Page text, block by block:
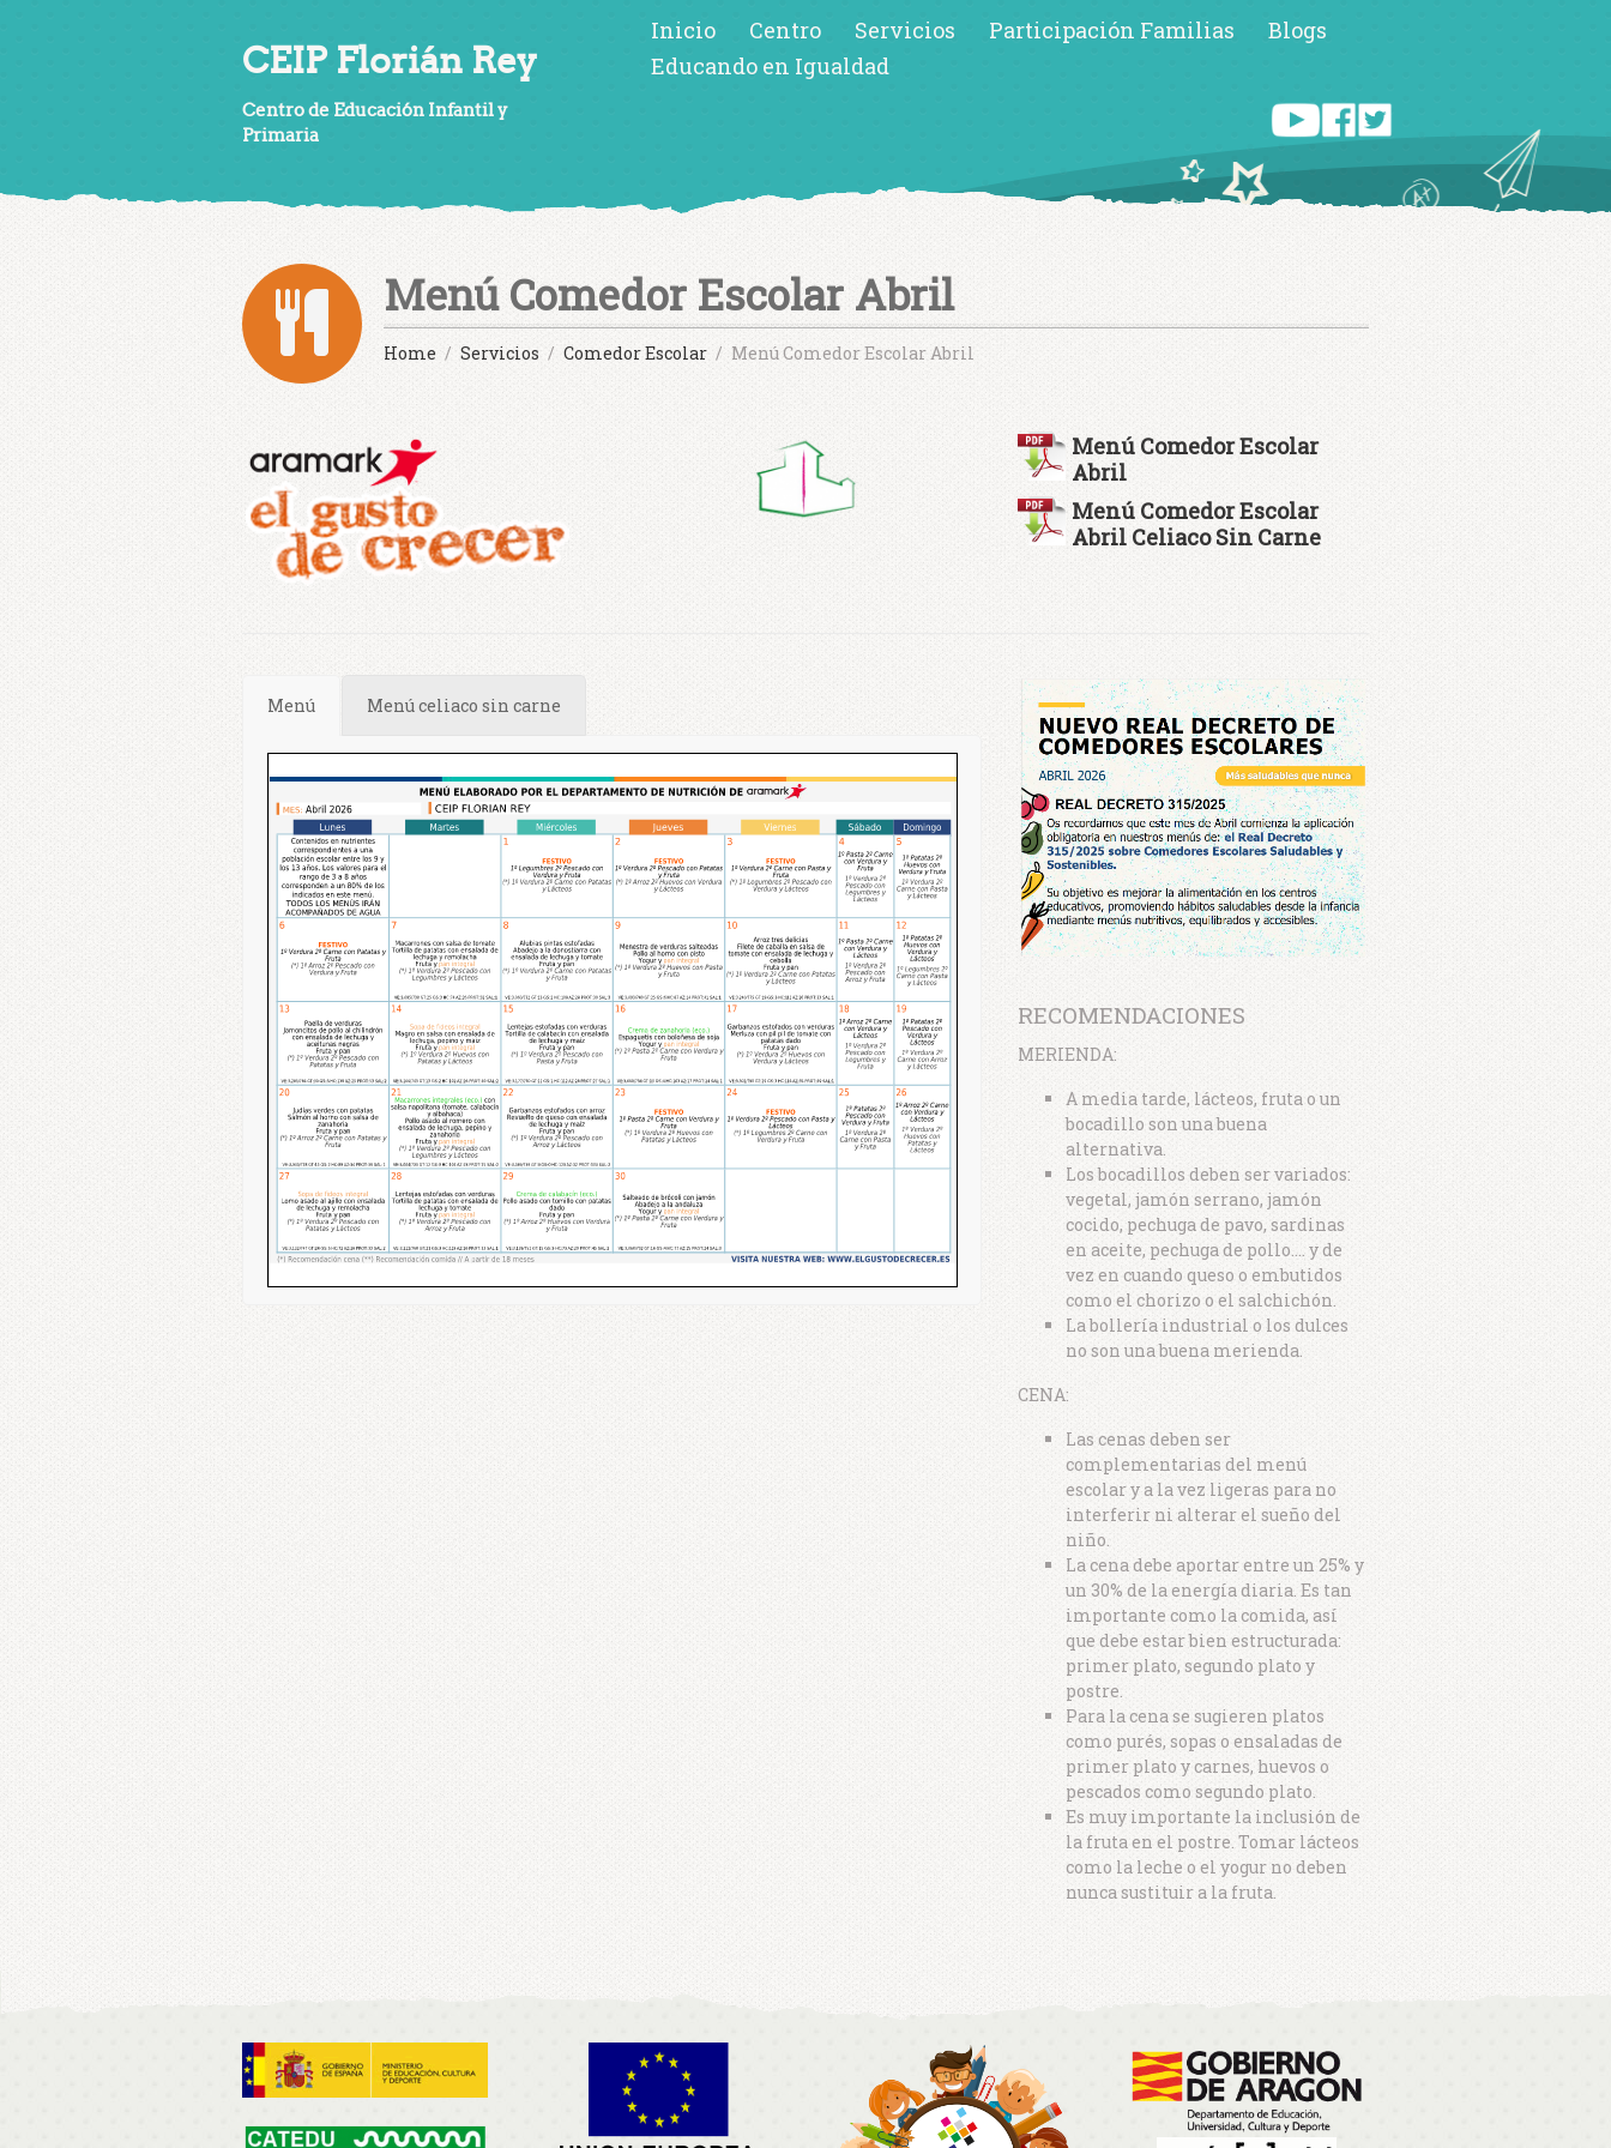
CEIP Florián Rey
Centro de Educación Infantil y
Primaria
Inicio Centro Servicios Participación Familias
Blogs
Educando en Igualdad
Menú Comedor Escolar Abril
Home Servicios Comedor Escolar Menú Comedor Escolar Abril
Menú Comedor Escolar
Abril
Menú Comedor Escolar
Abril Celiaco Sin Carne
Menú Menú celiaco sin carne
RECOMENDACIONES
MERIENDA:
A media tarde, lácteos, fruta o un
bocadillo son una buena
alternativa.
Los bocadillos deben ser variados:
vegetal, jamón serrano, jamón
cocido, pechuga de pavo, sardinas
en aceite, pechuga de pollo…. y de
vez en cuando queso o embutidos
como el chorizo o el salchichón.
La bollería industrial o los dulces
no son una buena merienda.
CENA:
Las cenas deben ser
complementarias del menú
escolar y a la vez ligeras para no
interferir ni alterar el sueño del
niño.
La cena debe aportar entre un 25% y
un 30% de la energía diaria. Es tan
importante como la comida, así
que debe estar bien estructurada:
primer plato, segundo plato y
postre.
Para la cena se sugieren platos
como purés, sopas o ensaladas de
primer plato y carnes, huevos o
pescados como segundo plato.
Es muy importante la inclusión de
la fruta en el postre. Tomar lácteos
como la leche o el yogur no deben
nunca sustituir a la fruta.